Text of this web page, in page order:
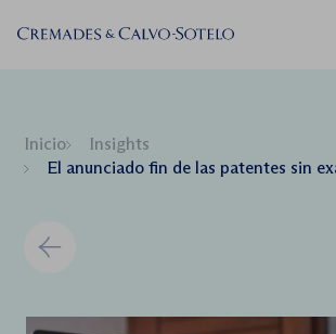
Inicio
Insights
El anunciado fin de las patentes sin